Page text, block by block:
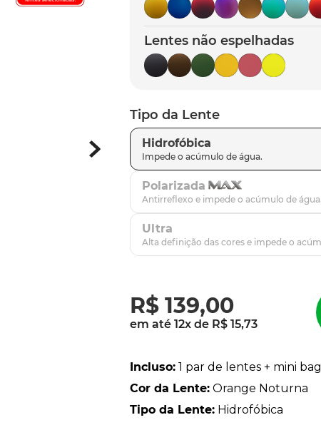
Lentes não espelhadas
Tipo da Lente
Hidrofóbica
Polarizada
Ultra
R$ 139,00
em até12x de R$ 15,73
Incluso: 1 par de lentes + mini bag
Cor da Lente: Orange Noturna
Tipo da Lente: Hidrofóbica